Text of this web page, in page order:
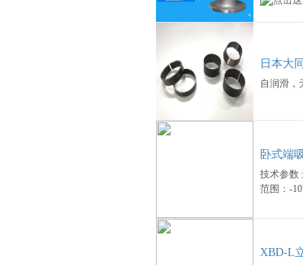
日本大
自润滑，
卧式端
技术参数
范围：-
XBD-L